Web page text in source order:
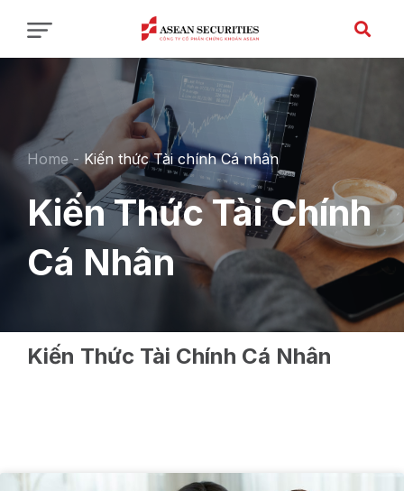
Home-Kiến thức Tài chính Cá nhân
Kiến Thức Tài Chính
Cá Nhân
Kiến Thức Tài Chính Cá Nhân